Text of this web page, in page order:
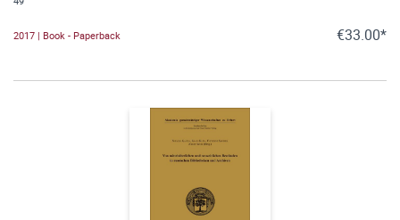
2017 | Book - Paperback €33.00*